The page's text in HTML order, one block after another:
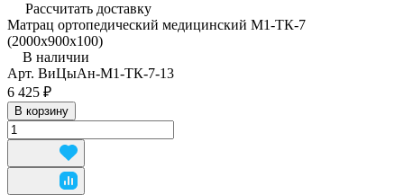
Рассчитать доставку
Матрац ортопедический медицинский М1-ТК-7
(2000x900x100)
В наличии
Арт. ВиЦыАн-М1-ТК-7-13
6 425 ₽
В корзину